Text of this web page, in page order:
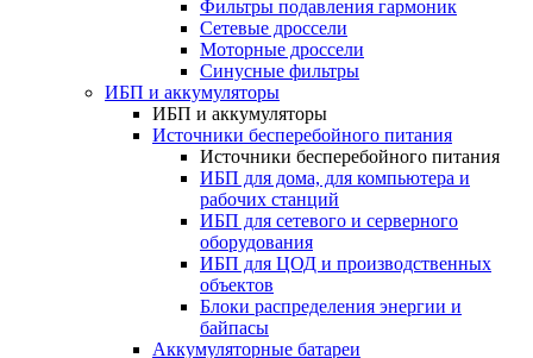
Фильтры подавления гармоник
Сетевые дроссели
Моторные дроссели
Синусные фильтры
ИБП и аккумуляторы
ИБП и аккумуляторы
Источники бесперебойного питания
Источники бесперебойного питания
ИБП для дома, для компьютера и
рабочих станций
ИБП для сетевого и серверного
оборудования
ИБП для ЦОД и производственных
объектов
Блоки распределения энергии и
байпасы
Аккумуляторные батареи